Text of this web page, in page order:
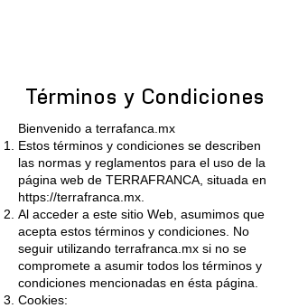
Términos y Condiciones
Bienvenido a terrafanca.mx
Estos términos y condiciones se describen
las normas y reglamentos para el uso de la
página web de TERRAFRANCA, situada en
https://terrafranca.mx
Al acceder a este sitio Web, asumimos que
acepta estos términos y condiciones. No
seguir utilizando terrafranca.mx si no se
compromete a asumir todos los términos y
condiciones mencionadas en ésta página.
Cookies: